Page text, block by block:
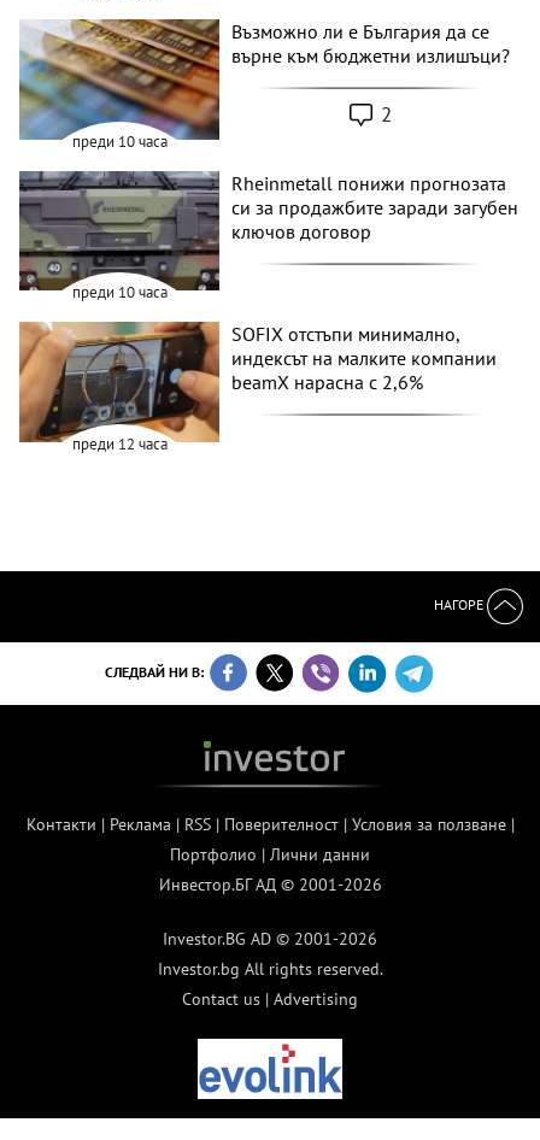
преди 10 часа
Възможно ли е България да се
върне към бюджетни излишъци?
2
преди 10 часа
Rheinmetall понижи прогнозата
си за продажбите заради загубен
ключов договор
преди 12 часа
SOFIX отстъпи минимално,
индексът на малките компании
beamX нарасна с 2,6%
НАГОРЕ
СЛЕДВАЙ НИ В:
Контакти | Реклама | RSS| Поверителност| Условия за ползване|
Портфолио | Лични данни
Инвестор.БГ АД © 2001-2026
Investor.BG AD © 2001-2026
Investor.bg All rights reserved.
Contact us | Advertising